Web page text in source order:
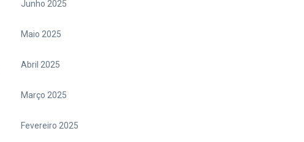
Junho 2025
Maio 2025
Abril 2025
Março 2025
Fevereiro 2025